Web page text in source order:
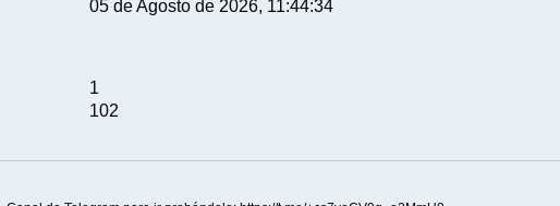
05 de Agosto de 2026, 11:44:34
1
102